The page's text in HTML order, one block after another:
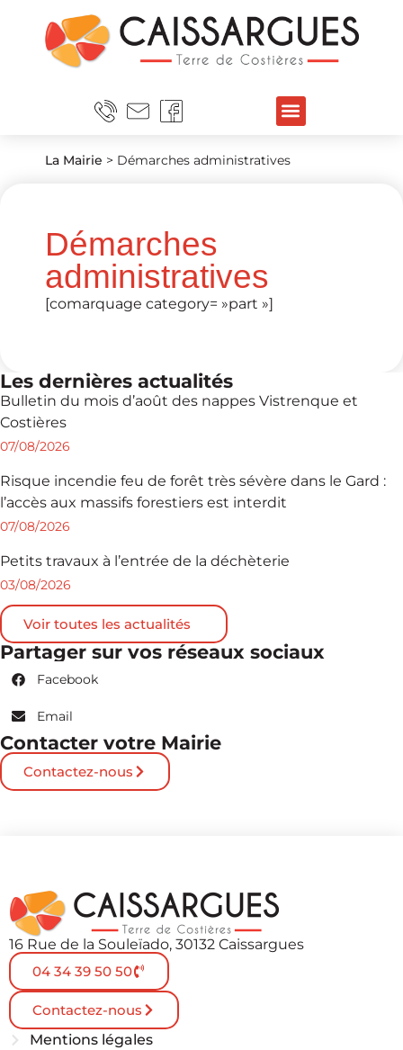
La Mairie > Démarches administratives
Démarches
administratives
[comarquage category= »part »]
Les dernières actualités
Bulletin du mois d’août des nappes Vistrenque et
Costières
07/08/2026
Risque incendie feu de forêt très sévère dans le Gard :
l’accès aux massifs forestiers est interdit
07/08/2026
Petits travaux à l’entrée de la déchèterie
03/08/2026
Voir toutes les actualités
Partager sur vos réseaux sociaux
Facebook
Email
Contacter votre Mairie
Contactez-nous
16 Rue de la Souleïado, 30132 Caissargues
04 34 39 50 50
Contactez-nous
Mentions légales